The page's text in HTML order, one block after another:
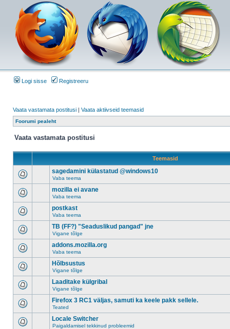
Logi sisse Registreeru
Vaata vastamata postitusi | Vaata aktiivseid teemasid
Foorumi pealeht
Vaata vastamata postitusi
Teemasid
sagedamini külastatud @windows10
Vaba teema
mozilla ei avane
Vaba teema
postkast
Vaba teema
TB (FF?) "Seaduslikud pangad" jne
Vigane tõlge
addons.mozilla.org
Vaba teema
Hõlbsustus
Vigane tõlge
Laaditake külgribal
Vigane tõlge
Firefox 3 RC1 väljas, samuti ka keele pakk sellele.
Teated
Locale Switcher
Paigaldamisel tekkinud probleemid